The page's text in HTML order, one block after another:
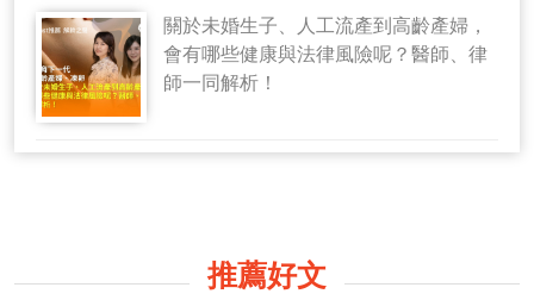
關於未婚生子、人工流產到高齡產婦，
會有哪些健康與法律風險呢？醫師、律
師一同解析！
推薦好文